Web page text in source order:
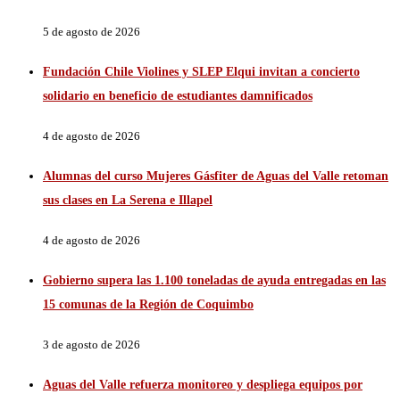
5 de agosto de 2026
Fundación Chile Violines y SLEP Elqui invitan a concierto
solidario en beneficio de estudiantes damnificados
4 de agosto de 2026
Alumnas del curso Mujeres Gásfiter de Aguas del Valle retoman
sus clases en La Serena e Illapel
4 de agosto de 2026
Gobierno supera las 1.100 toneladas de ayuda entregadas en las
15 comunas de la Región de Coquimbo
3 de agosto de 2026
Aguas del Valle refuerza monitoreo y despliega equipos por